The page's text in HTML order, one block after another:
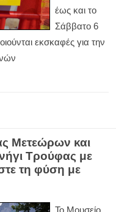
έως και το
Σάββατο 6
εκσκαφές για την
Μετεώρων και
Τρούφας με
τη φύση με
Το Μουσείο